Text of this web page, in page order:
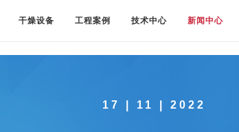
干燥设备 工程案例 技术中心 新闻中心
17 | 11 | 2022